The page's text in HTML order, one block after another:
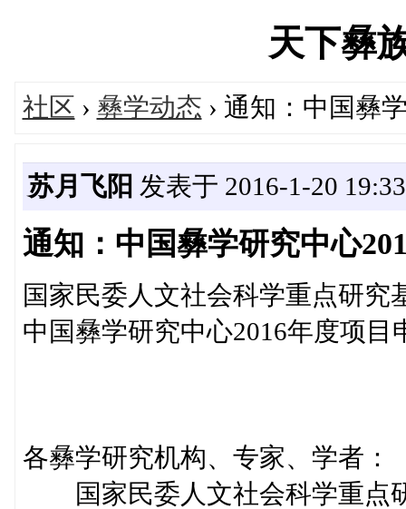
天下彝
社区 › 彝学动态 › 通知：中国彝
苏月飞阳 发表于 2016-1-20
通知：中国彝学研究中心
国家民委人文社会科学重点研究
中国彝学研究中心2016年度项目
各彝学研究机构、专家、学者：
国家民委人文社会科学重点